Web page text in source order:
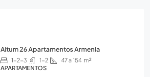
Altum 26 Apartamentos Armenia
1-2-3 1-2 47 a 154 m²
APARTAMENTOS